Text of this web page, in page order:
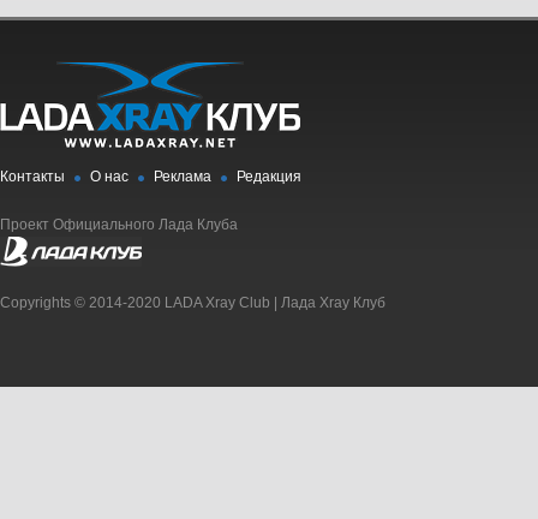
Контакты О нас Реклама Редакция
Проект Официального Лада Клуба
Copyrights © 2014-2020 LADA Xray Club | Лада Xray Клуб